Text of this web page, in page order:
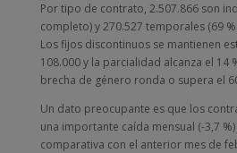
Por tipo de contrato, 2.507.866 son
completo) y 270.527 temporales (69
Los fijos discontinuos se mantienen
108.000 y la parcialidad alcanza el 14
brecha de género ronda o supera el
Un dato preocupante es que los
una importante caída mensual (-3,7 %)
comparativa con el anterior mes de